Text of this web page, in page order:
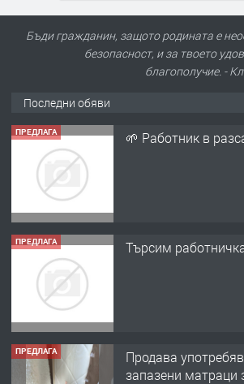
Бъди гражданин, защото родината е
безопасност, и за твоето
благополучие. -
Последни обяви
ПРЕДЛАГА 🌱 Работник в
ПРЕДЛАГА Търсим
ПРЕДЛАГА
Продава
запазени матраци